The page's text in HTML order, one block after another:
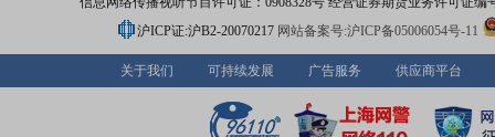
沪ICP证:沪B2-20070217 网站备案号:沪ICP备05006054号-11
关于我们 可持续发展 广告服务 供应商平台